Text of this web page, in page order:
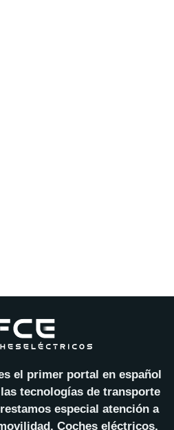
el primer portal en español
tecnologías de transporte
especial atención a
Coches eléctricos,